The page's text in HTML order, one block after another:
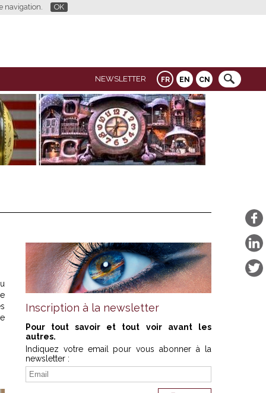
navigation. OK
FR EN CN
NEWSLETTER
Inscription à la newsletter
Pour tout savoir et tout voir avant les
autres.
Indiquez votre email pour vous abonner à la
newsletter :